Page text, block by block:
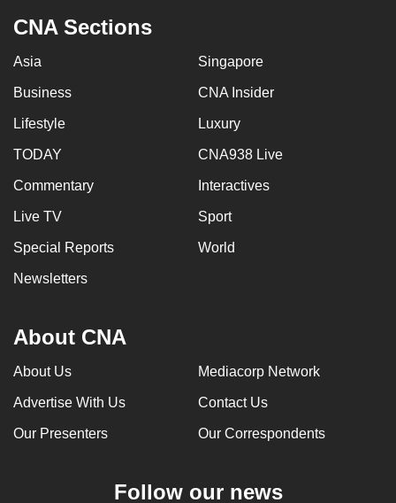
CNA Sections
Asia Singapore
Business CNA Insider
Lifestyle Luxury
TODAY CNA938 Live
Commentary Interactives
Live TV Sport
Special Reports World
Newsletters
About CNA
About Us Mediacorp Network
Advertise With Us Contact Us
Our Presenters Our Correspondents
Follow our news